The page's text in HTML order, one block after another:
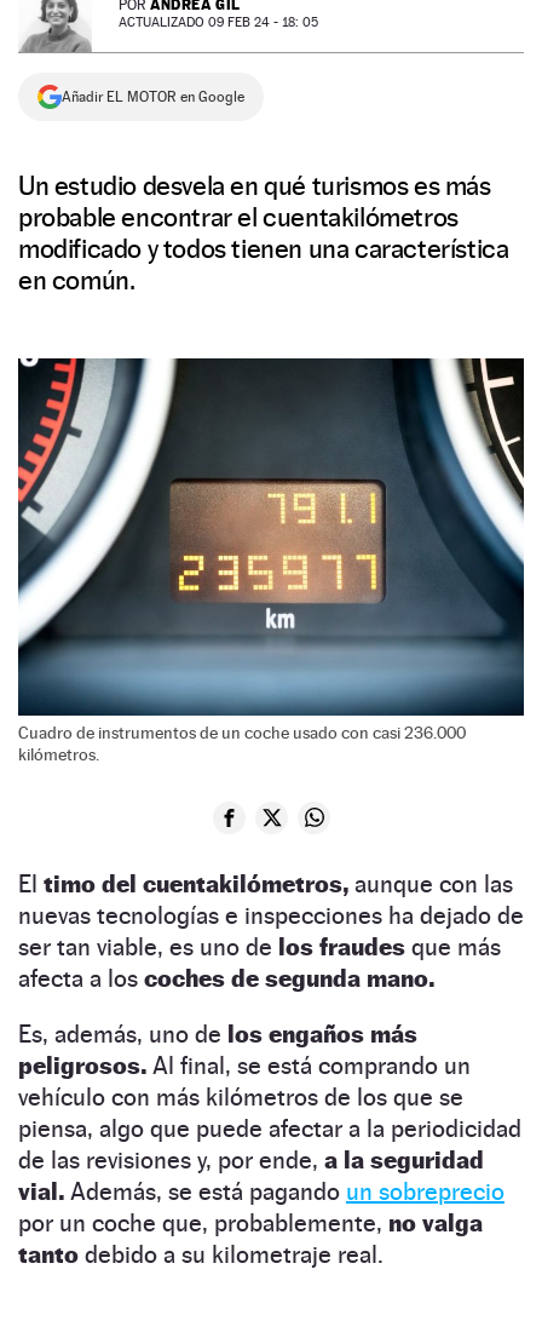
NEWSLETTER
SÍGUENOS
POR ANDREA GIL
ACTUALIZADO 09 FEB 24 - 18: 05
Añadir EL MOTOR en Google
Un estudio desvela en qué turismos es más
probable encontrar el cuentakilómetros
modificado y todos tienen una característica
en común.
Cuadro de instrumentos de un coche usado con casi 236.000
kilómetros.
El timo del cuentakilómetros, aunque con las
nuevas tecnologías e inspecciones ha dejado de
ser tan viable, es uno de los fraudes que más
afecta a los coches de segunda mano.
Es, además, uno de los engaños más
peligrosos. Al final, se está comprando un
vehículo con más kilómetros de los que se
piensa, algo que puede afectar a la periodicidad
de las revisiones y, por ende, a la seguridad
vial. Además, se está pagando un sobreprecio
por un coche que, probablemente, no valga
tanto debido a su kilometraje real.